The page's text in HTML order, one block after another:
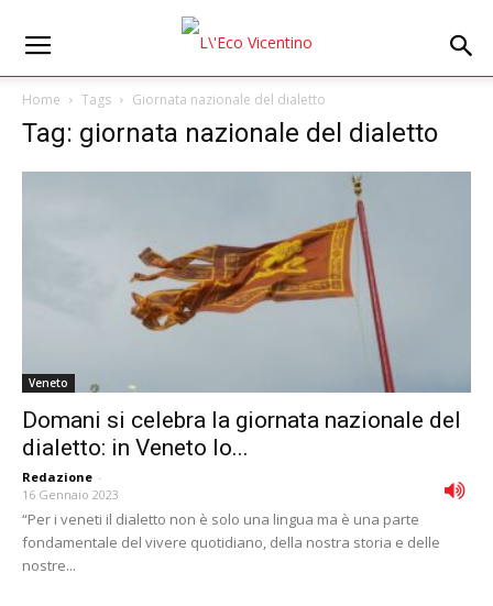
Home Tags Giornata nazionale del dialetto
Tag: giornata nazionale del dialetto
Veneto
Domani si celebra la giornata nazionale del
dialetto: in Veneto lo...
Redazione -
16 Gennaio 2023
“Per i veneti il dialetto non è solo una lingua ma è una parte
fondamentale del vivere quotidiano, della nostra storia e delle
nostre...